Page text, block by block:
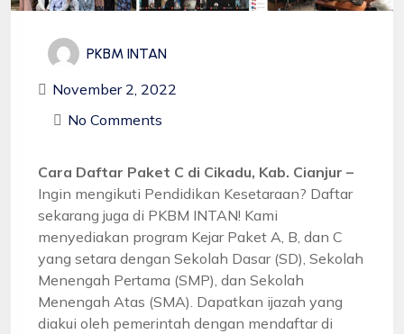
PKBM INTAN
November 2, 2022
No Comments
Cara Daftar Paket C di Cikadu, Kab. Cianjur –
Ingin mengikuti Pendidikan Kesetaraan? Daftar
sekarang juga di PKBM INTAN! Kami
menyediakan program Kejar Paket A, B, dan C
yang setara dengan Sekolah Dasar (SD), Sekolah
Menengah Pertama (SMP), dan Sekolah
Menengah Atas (SMA). Dapatkan ijazah yang
diakui oleh pemerintah dengan mendaftar di